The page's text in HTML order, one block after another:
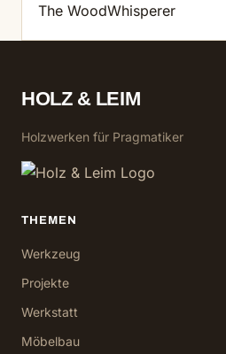
The WoodWhisperer
HOLZ & LEIM
Holzwerken für Pragmatiker
THEMEN
Werkzeug
Projekte
Werkstatt
Möbelbau